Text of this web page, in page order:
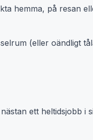
hemma, på resan
(eller oändligt
ett heltidsjobb i